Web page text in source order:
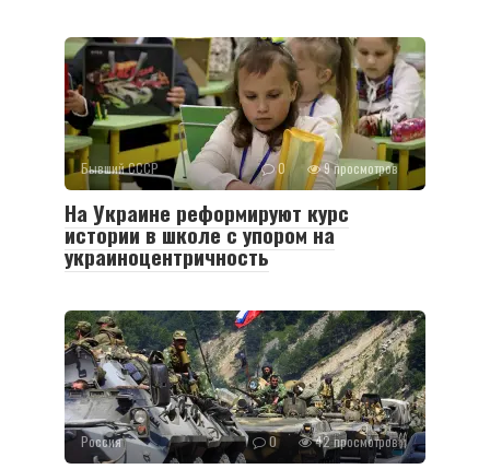
Бывший СССР 0 9 просмотров
На Украине реформируют курс
истории в школе с упором на
украиноцентричность
Россия 0 42 просмотров